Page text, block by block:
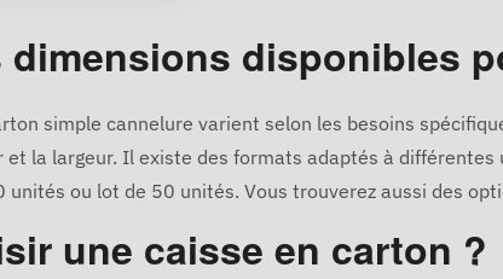
disponibles
simple cannelure varient selon les besoins
et la largeur. Il existe des formats adaptés à
unités ou lot de 50 unités. Vous trouverez aussi des
une caisse en carton ?